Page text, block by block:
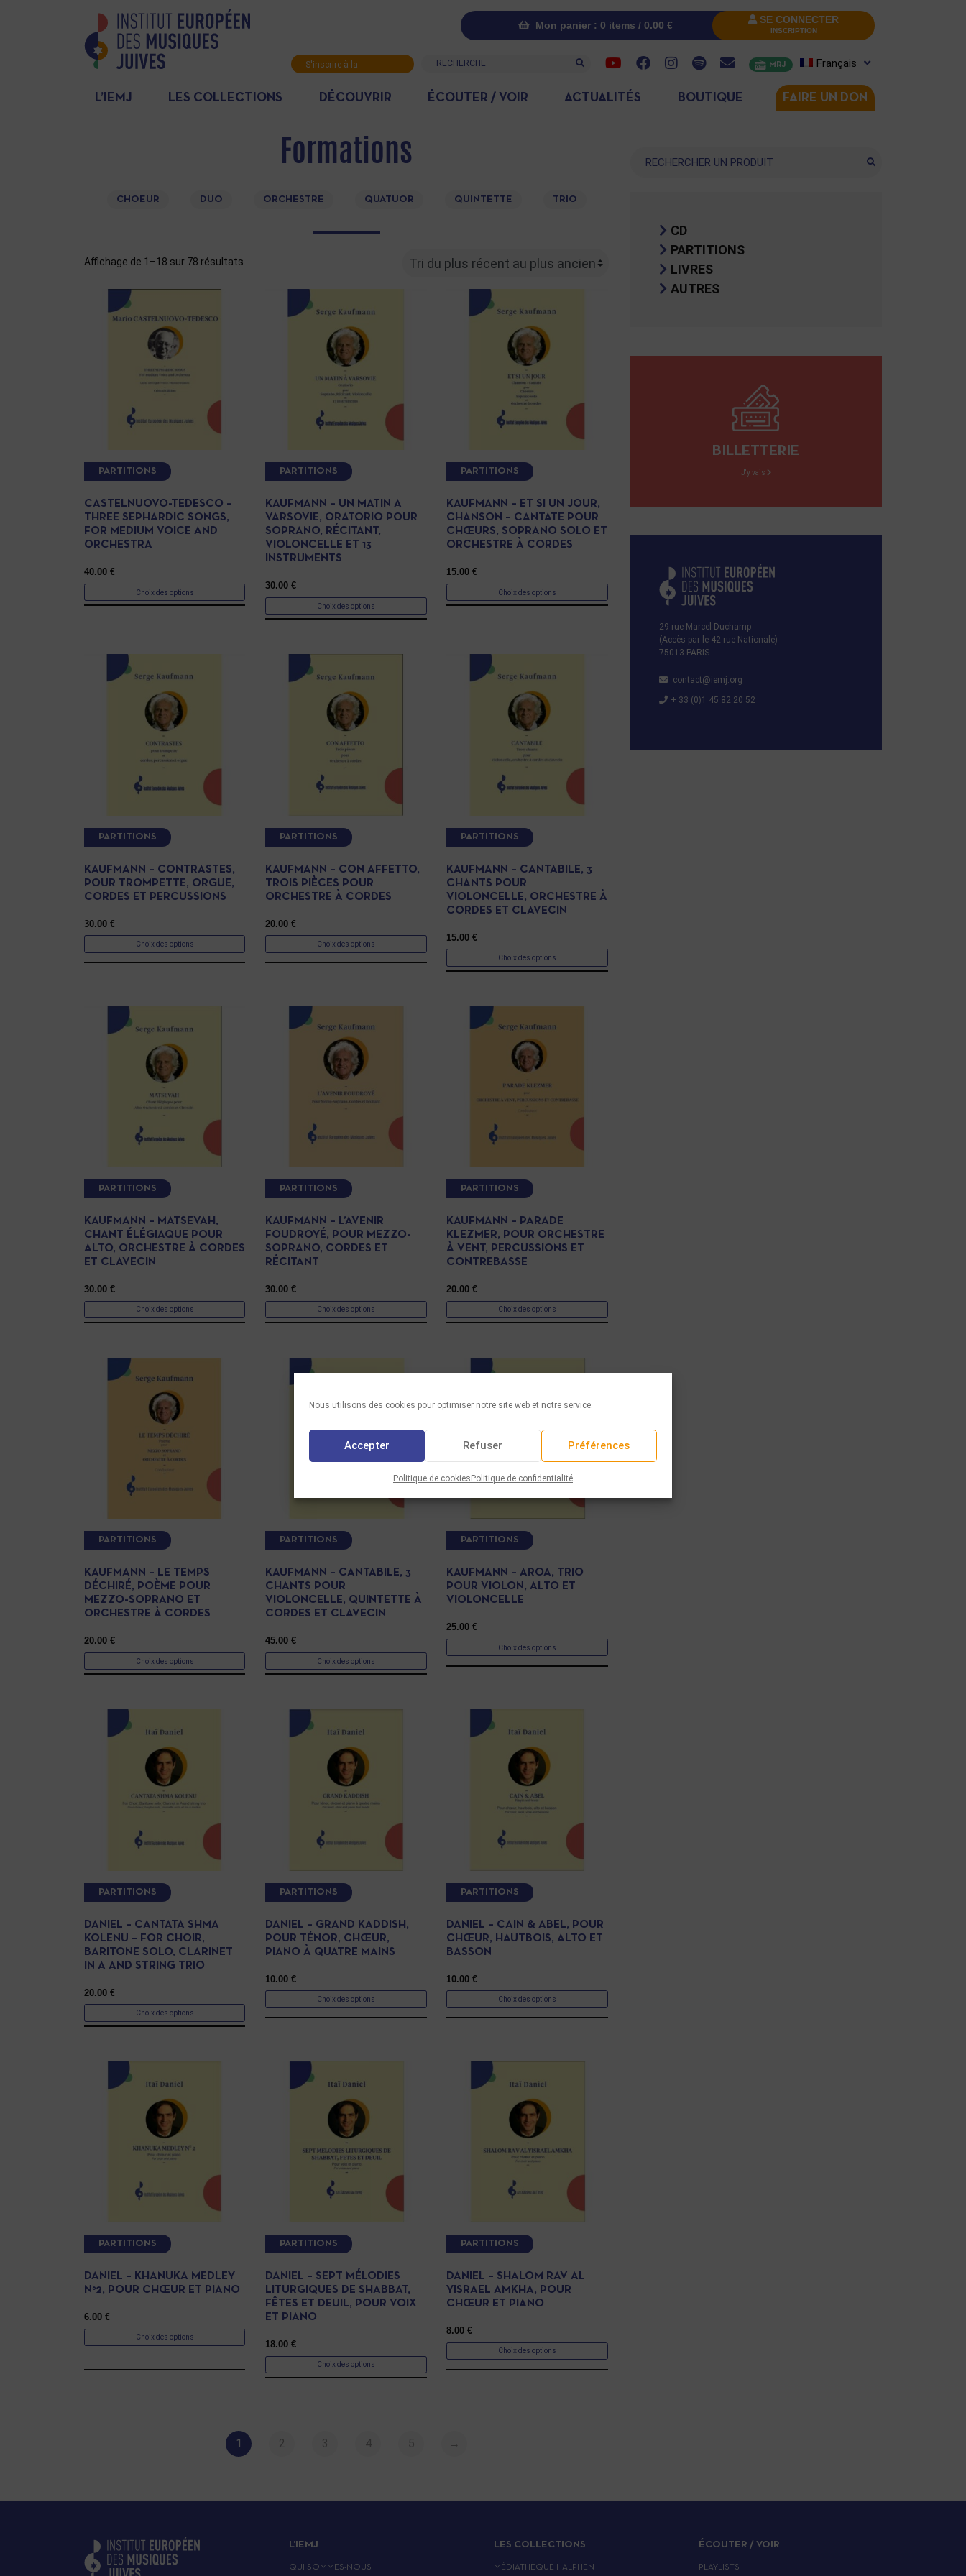
Nous utilisons des cookies pour optimiser notre site web et notre service.
Accepter Refuser Préférences
Politique de cookiesPolitique de confidentialité
Mon panier : 0 items / 0.00 € SE CONNECTER
INSCRIPTION
S'inscrire à la
Recherche MRJ Français
L’IEMJ LES COLLECTIONS DÉCOUVRIR ÉCOUTER / VOIR ACTUALITÉS BOUTIQUE FAIRE UN DON
Formations
CHOEUR DUO ORCHESTRE QUATUOR QUINTETTE TRIO
Affichage de 1–18 sur 78 résultats
PARTITIONS
CASTELNUOVO-TEDESCO –
THREE SEPHARDIC SONGS,
FOR MEDIUM VOICE AND
ORCHESTRA
40.00 €
Choix des options
PARTITIONS
KAUFMANN – UN MATIN A
VARSOVIE, ORATORIO POUR
SOPRANO, RÉCITANT,
VIOLONCELLE ET 13
INSTRUMENTS
30.00€
Choix des options
PARTITIONS
KAUFMANN – ET SI UN JOUR,
CHANSON – CANTATE POUR
CHŒURS, SOPRANO SOLO ET
ORCHESTRE À CORDES
15.00€
Choix des options
PARTITIONS
KAUFMANN – CONTRASTES,
POUR TROMPETTE, ORGUE,
CORDES ET PERCUSSIONS
30.00 €
Choix des options
PARTITIONS
KAUFMANN – CON AFFETTO,
TROIS PIÈCES POUR
ORCHESTRE À CORDES
20.00€
Choix des options
PARTITIONS
KAUFMANN – CANTABILE, 3
CHANTS POUR
VIOLONCELLE, ORCHESTRE À
CORDES ET CLAVECIN
15.00€
Choix des options
PARTITIONS
KAUFMANN – MATSEVAH,
CHANT ÉLÉGIAQUE POUR
ALTO, ORCHESTRE À CORDES
ET CLAVECIN
30.00 €
Choix des options
PARTITIONS
KAUFMANN – L’AVENIR
FOUDROYÉ, POUR MEZZO-
SOPRANO, CORDES ET
RÉCITANT
30.00€
Choix des options
PARTITIONS
KAUFMANN – PARADE
KLEZMER, POUR ORCHESTRE
À VENT, PERCUSSIONS ET
CONTREBASSE
20.00€
Choix des options
PARTITIONS
KAUFMANN – LE TEMPS
DÉCHIRÉ, POÈME POUR
MEZZO-SOPRANO ET
ORCHESTRE À CORDES
20.00 €
Choix des options
PARTITIONS
KAUFMANN – CANTABILE, 3
CHANTS POUR
VIOLONCELLE, QUINTETTE À
CORDES ET CLAVECIN
45.00€
Choix des options
PARTITIONS
KAUFMANN – AROA, TRIO
POUR VIOLON, ALTO ET
VIOLONCELLE
25.00€
Choix des options
PARTITIONS
DANIEL – CANTATA SHMA
KOLENU – FOR CHOIR,
BARITONE SOLO, CLARINET
IN A AND STRING TRIO
20.00 €
Choix des options
PARTITIONS
DANIEL – GRAND KADDISH,
POUR TÉNOR, CHŒUR,
PIANO À QUATRE MAINS
10.00€
Choix des options
PARTITIONS
DANIEL – CAIN & ABEL, POUR
CHŒUR, HAUTBOIS, ALTO ET
BASSON
10.00€
Choix des options
PARTITIONS
DANIEL – KHANUKA MEDLEY
N°2, POUR CHŒUR ET PIANO
6.00 €
Choix des options
PARTITIONS
DANIEL – SEPT MÉLODIES
LITURGIQUES DE SHABBAT,
FÊTES ET DEUIL, POUR VOIX
ET PIANO
18.00€
Choix des options
PARTITIONS
DANIEL – SHALOM RAV AL
YISRAEL AMKHA, POUR
CHŒUR ET PIANO
8.00€
Choix des options
1 2 3 4 5 →
Recherche
CD
PARTITIONS
LIVRES
AUTRES
BILLETTERIE
J'y vais
29 rue Marcel Duchamp
(Accès par le 42 rue Nationale)
75013 PARIS
contact@iemj.org
+ 33 (0)1 45 82 20 52
L’IEMJ
QUI SOMMES-NOUS
LES COLLECTIONS
MÉDIATHÈQUE HALPHEN
ÉCOUTER / VOIR
PLAYLISTS